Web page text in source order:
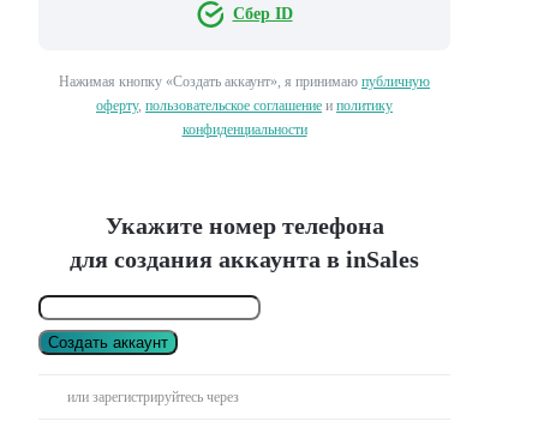
Сбер ID
Нажимая кнопку «Создать аккаунт», я принимаю публичную
оферту, пользовательское соглашение и политику
конфиденциальности
Укажите номер телефона
для создания аккаунта в inSales
Создать аккаунт
или зарегистрируйтесь через